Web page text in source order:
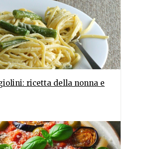
ricetta della nonna e